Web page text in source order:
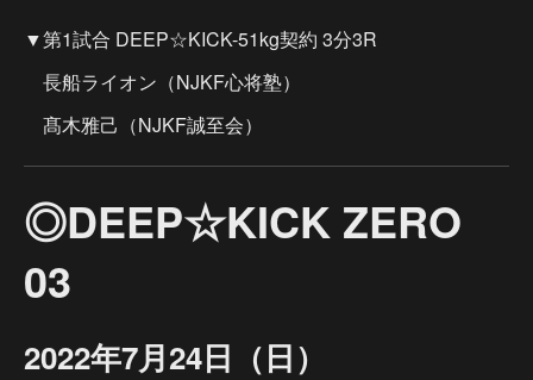
▼第1試合 DEEP☆KICK-51kg契約 3分3R
長船ライオン（NJKF心将塾）
髙木雅己（NJKF誠至会）
◎DEEP☆KICK ZERO
03
2022年7月24日（日）